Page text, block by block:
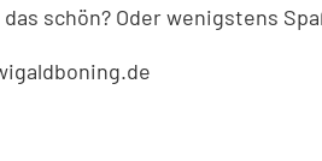
das schön? Oder wenigstens